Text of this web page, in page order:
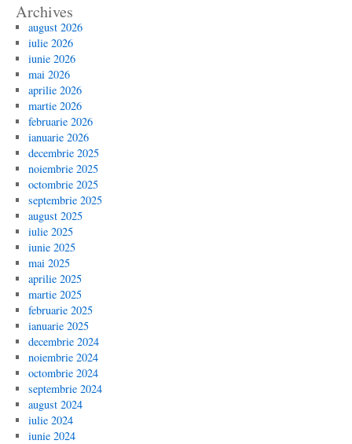
Archives
august 2026
iulie 2026
iunie 2026
mai 2026
aprilie 2026
martie 2026
februarie 2026
ianuarie 2026
decembrie 2025
noiembrie 2025
octombrie 2025
septembrie 2025
august 2025
iulie 2025
iunie 2025
mai 2025
aprilie 2025
martie 2025
februarie 2025
ianuarie 2025
decembrie 2024
noiembrie 2024
octombrie 2024
septembrie 2024
august 2024
iulie 2024
iunie 2024